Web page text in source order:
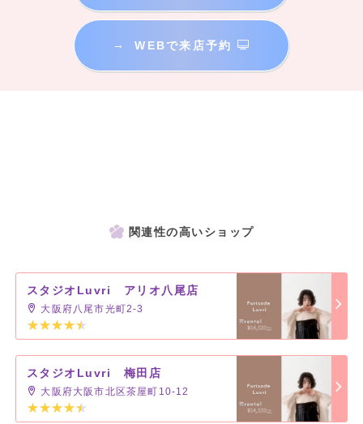
→ WEBで来店予約
関連性の高いショップ
スタジオLuvri アリオ八尾店
大阪府八尾市光町2-3
スタジオLuvri 梅田店
大阪府大阪市北区茶屋町10-12